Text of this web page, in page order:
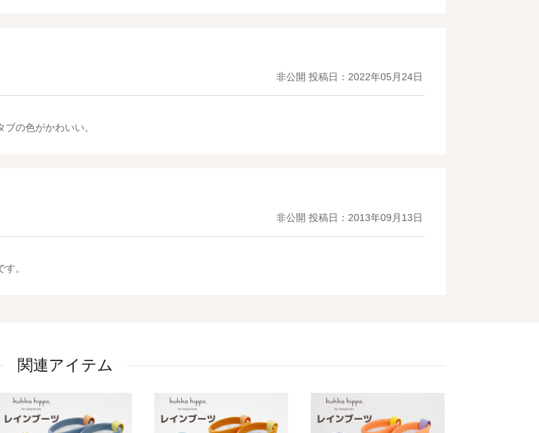
非公開 投稿日：2022年05月24日
の色がかわいい。
非公開 投稿日：2013年09月13日
。
探していました。履き間違い防止の工夫もママ目線でGｏｏｄです。
関連アイテム